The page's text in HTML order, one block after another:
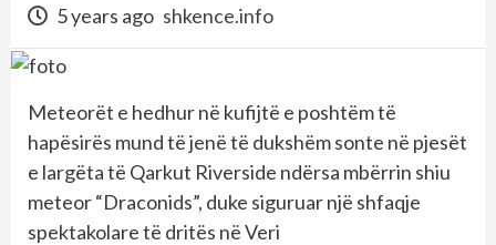
5 years ago shkence.info
Meteorët e hedhur në kufijtë e poshtëm të
hapësirës mund të jenë të dukshëm sonte në pjesët
e largëta të Qarkut Riverside ndërsa mbërrin shiu
meteor “Draconids”, duke siguruar një shfaqje
spektakolare të dritës në Veri